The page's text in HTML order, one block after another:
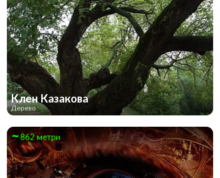
Клен Казакова
Дерево
862 метри